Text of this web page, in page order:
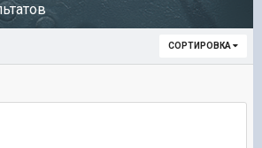
СОРТИРОВКА